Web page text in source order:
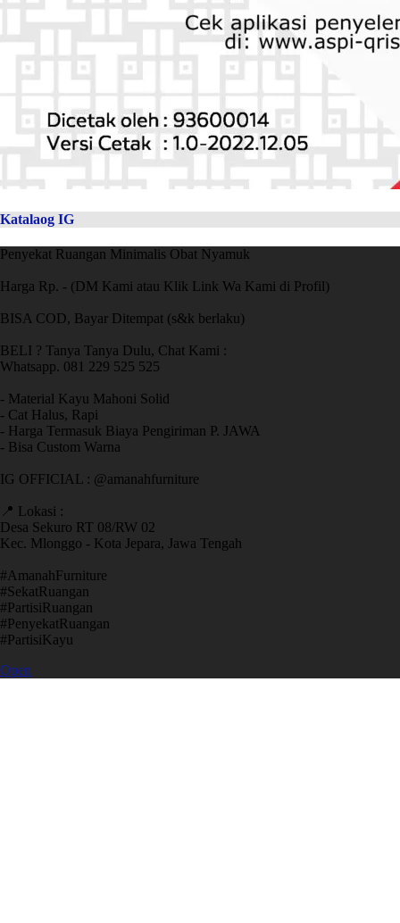
Katalaog IG
Penyekat Ruangan Minimalis Obat Nyamuk
Harga Rp. - (DM Kami atau Klik Link Wa Kami di Profil)
BISA COD, Bayar Ditempat (s&k berlaku)
BELI ? Tanya Tanya Dulu, Chat Kami :
Whatsapp. 081 229 525 525
- Material Kayu Mahoni Solid
- Cat Halus, Rapi
- Harga Termasuk Biaya Pengiriman P. JAWA
- Bisa Custom Warna
IG OFFICIAL : @amanahfurniture
📍 Lokasi :
Desa Sekuro RT 08/RW 02
Kec. Mlonggo - Kota Jepara, Jawa Tengah
​#AmanahFurniture
​#SekatRuangan
​#PartisiRuangan
​#PenyekatRuangan
​#PartisiKayu
Open